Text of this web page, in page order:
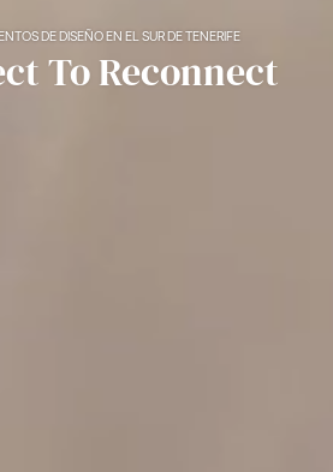
DE DISEÑO EN EL SUR DE TENERIFE
To Reconnect